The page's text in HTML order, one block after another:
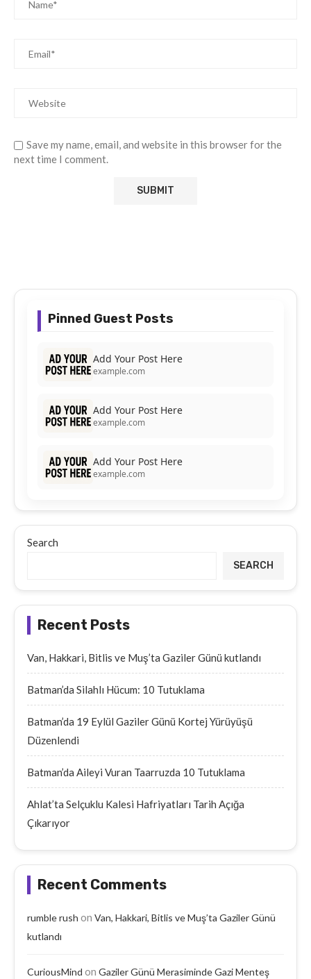
Save my name, email, and website in this browser for the
next time I comment.
Pinned Guest Posts
Add Your Post Here
example.com
Add Your Post Here
example.com
Add Your Post Here
example.com
Search
SEARCH
Recent Posts
Van, Hakkari, Bitlis ve Muş’ta Gaziler Günü kutlandı
Batman’da Silahlı Hücum: 10 Tutuklama
Batman’da 19 Eylül Gaziler Günü Kortej Yürüyüşü
Düzenlendi
Batman’da Aileyi Vuran Taarruzda 10 Tutuklama
Ahlat’ta Selçuklu Kalesi Hafriyatları Tarih Açığa
Çıkarıyor
Recent Comments
rumble rush on Van, Hakkari, Bitlis ve Muş’ta Gaziler Günü
kutlandı
CuriousMind on Gaziler Günü Merasiminde Gazi Menteş